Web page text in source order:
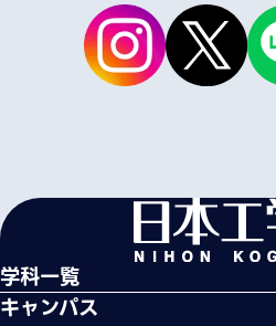
学科一覧
キャンパス